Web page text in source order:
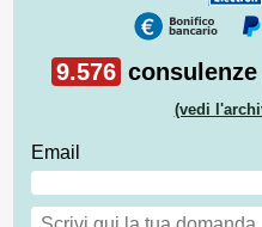
9.576
(vedi
Email